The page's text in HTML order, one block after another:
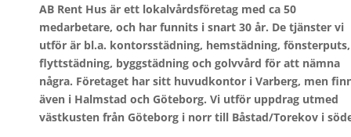
AB Rent Hus är ett lokalvårdsföretag med ca 50
medarbetare, och har funnits i snart 30 år. De tjänster vi
utför är bl.a. kontorsstädning, hemstädning, fönsterputs,
flyttstädning, byggstädning och golvvård för att nämna
några. Företaget har sitt huvudkontor i Varberg, men
även i Halmstad och Göteborg. Vi utför uppdrag utmed
västkusten från Göteborg i norr till Båstad/Torekov i